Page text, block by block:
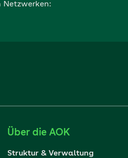
Netzwerken:
Über die AOK
Struktur & Verwaltung